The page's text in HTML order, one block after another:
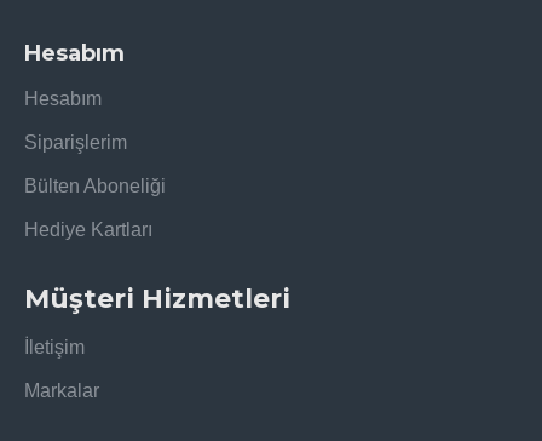
Hesabım
Hesabım
Siparişlerim
Bülten Aboneliği
Hediye Kartları
Müşteri Hizmetleri
İletişim
Markalar